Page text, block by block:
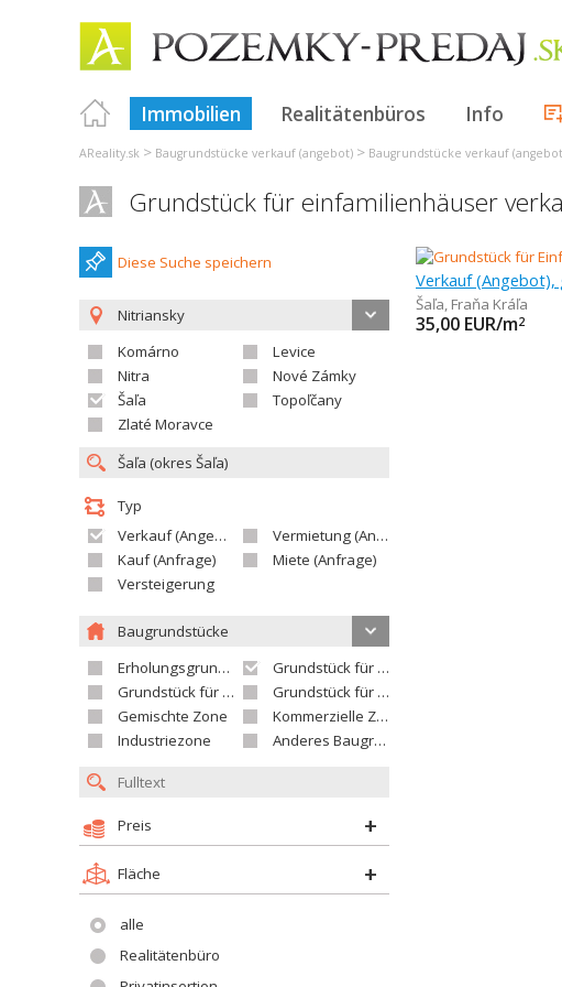
Immobilien Realitätenbüros Info
AReality.sk > Baugrundstücke verkauf (angebot) > Baugrundstücke verkauf
Grundstück für einfamilienhäuser
Diese Suche speichern
Nitriansky
Komárno
Levice
Nitra
Nové Zámky
Šaľa
Topoľčany
Zlaté Moravce
Typ
Verkauf (Angebot)
Vermietung (Angebot)
Kauf (Anfrage)
Miete (Anfrage)
Versteigerung
Baugrundstücke
Erholungsgrundstück
Grundstück für Einfamilienhäuser
Grundstück für Wohnhäuser
Grundstück für Versorgungseinrichtungen
Gemischte Zone
Kommerzielle Zone
Industriezone
Anderes Baugrundstück
Preis
Fläche
alle
Realitätenbüro
Šaľa, Fraňa Kráľa
35,00 EUR/m2